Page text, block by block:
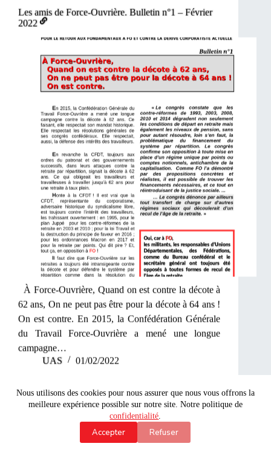
Nous utilisons des cookies pour nous assurer que nous vous offrons la
meilleure expérience possible sur notre site. Notre politique de
confidentialité.
Accepter Refuser
Les amis de Force-Ouvrière. Bulletin n°1 – Février
2022
À Force-Ouvrière, Quand on est contre la décote à
62 ans, On ne peut pas être pour la décote à 64 ans !
On est contre. En 2015, la Confédération Générale
du Travail Force-Ouvrière a mené une longue
campagne…
UAS
01/02/2022
Brochure gratuite